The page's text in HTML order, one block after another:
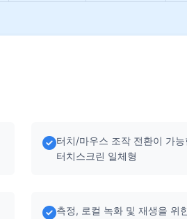
터치/마우스 조작 전환이 가
터치스크린 일체형
측정, 로컬 녹화 및 재생을 위